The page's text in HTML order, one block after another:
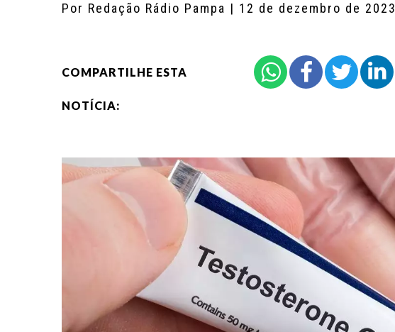
Por Redação Rádio Pampa | 12 de dezembro de 2023
COMPARTILHE ESTA
NOTÍCIA: